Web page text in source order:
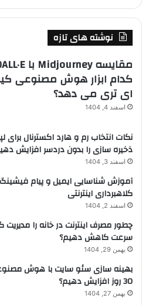
نوشته های تازه
کدام ابزار هوش مصنوعی
ای تری می دهد؟
اسفند 4, 1404
نکات انتخاب رم و هارد اکسترنال
ذخیره سازی را بدون دردسر افزایش
اسفند 3, 1404
آموزش شناسایی ایمیل و پیام
کلاهبرداری اینترنتی
اسفند 2, 1404
چطور مصرف اینترنت در خانه را مدیریت
سرعت کاهش دهیم؟
بهمن 29, 1404
بهینه سازی سئو سایت با هوش
30 روز افزایش دهیم؟
بهمن 27, 1404